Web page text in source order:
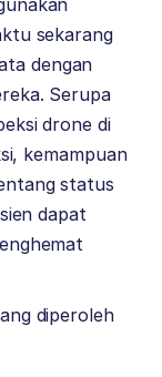
sekarang
dengan
Serupa
drone di
kemampuan
status
dapat
diperoleh